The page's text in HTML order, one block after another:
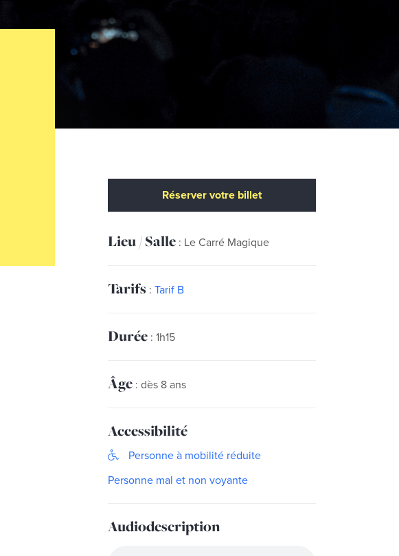
Réserver votre billet
Lieu / Salle : Le Carré Magique
Tarifs :Tarif B
Durée : 1h15
Âge : dès 8 ans
Accessibilité
Personne à mobilité réduite
Personne mal et non voyante
Audiodescription